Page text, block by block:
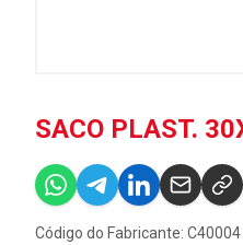
SACO PLAST.
Código do Fabricante: C40004